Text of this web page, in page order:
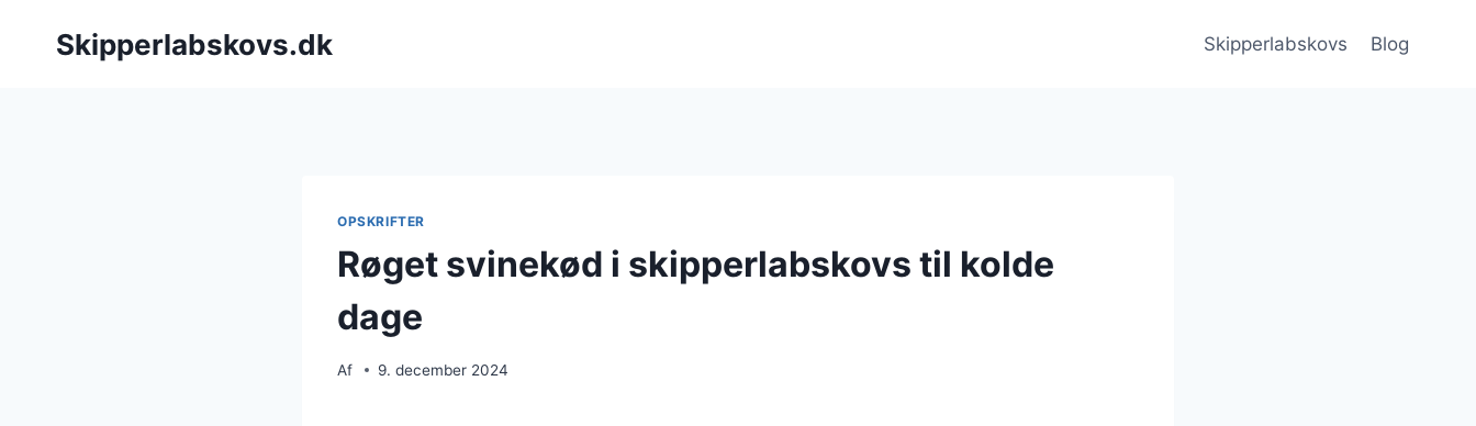
Skipperlabskovs.dk Skipperlabskovs Blog
OPSKRIFTER
Røget svinekød i skipperlabskovs til kolde
dage
Af 9. december 2024